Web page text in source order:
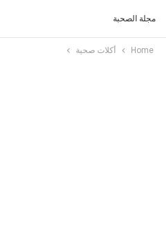
مجلة الصحبة
Home أكلات صحية